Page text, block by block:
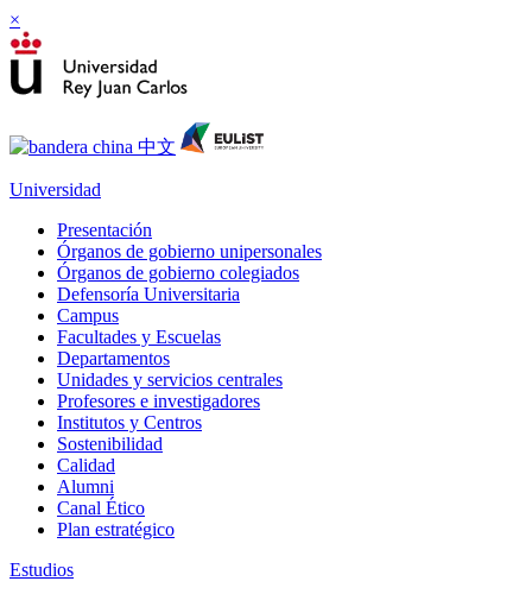
×
Universidad
Presentación
Órganos de gobierno unipersonales
Órganos de gobierno colegiados
Defensoría Universitaria
Campus
Facultades y Escuelas
Departamentos
Unidades y servicios centrales
Profesores e investigadores
Institutos y Centros
Sostenibilidad
Calidad
Alumni
Canal Ético
Plan estratégico
Estudios